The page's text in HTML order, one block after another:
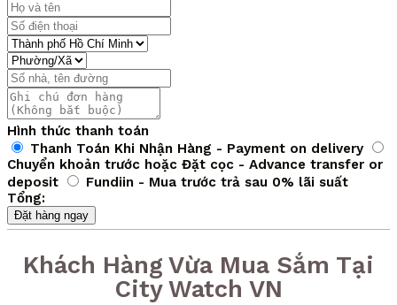
Hình thức thanh toán
Thanh Toán Khi Nhận Hàng - Payment on delivery
Chuyển khoản trước hoặc Đặt cọc - Advance transfer or
deposit
Fundiin - Mua trước trả sau 0% lãi suất
Tổng:
Đặt hàng ngay
Khách Hàng Vừa Mua Sắm Tại
City Watch VN